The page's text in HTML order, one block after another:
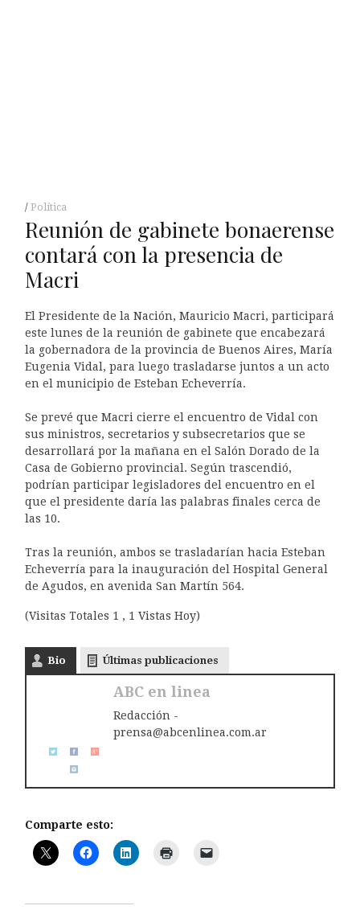
Política
Reunión de gabinete bonaerense
contará con la presencia de
Macri
El Presidente de la Nación, Mauricio Macri, participará
este lunes de la reunión de gabinete que encabezará
la gobernadora de la provincia de Buenos Aires, María
Eugenia Vidal, para luego trasladarse juntos a un acto
en el municipio de Esteban Echeverría.
Se prevé que Macri cierre el encuentro de Vidal con
sus ministros, secretarios y subsecretarios que se
desarrollará por la mañana en el Salón Dorado de la
Casa de Gobierno provincial. Según trascendió,
podrían participar legisladores del encuentro en el
que el presidente daría las palabras finales cerca de
las 10.
Tras la reunión, ambos se trasladarían hacia Esteban
Echeverría para la inauguración del Hospital General
de Agudos, en avenida San Martín 564.
(Visitas Totales 1 , 1 Vistas Hoy)
Bio Últimas publicaciones
ABC en linea
Redacción -
prensa@abcenlinea.com.ar
Comparte esto: